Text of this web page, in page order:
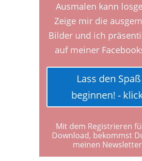
Ausmalen kann
Zeige mir die
Bilder und ich
auf meiner
Lass den Spaß
beginnen! -
Mit dem Registrieren
Download, bekommst
meinen